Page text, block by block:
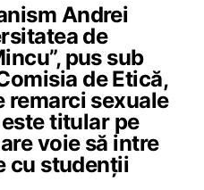
Andrei
de
pus sub
de Etică,
remarci sexuale
titular pe
voie să intre
cu studenții